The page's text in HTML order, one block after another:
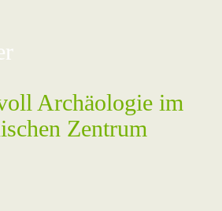
Archäologie im
Zentrum